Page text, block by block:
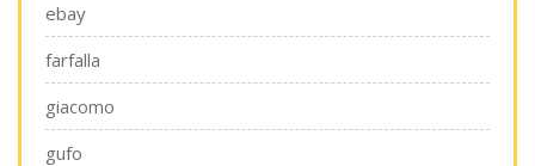
ebay
farfalla
giacomo
gufo